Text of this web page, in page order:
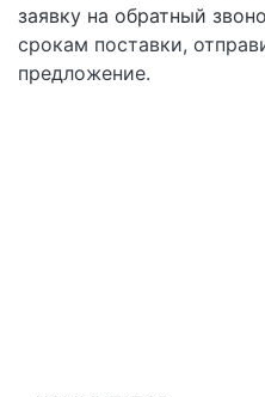
заявку на обратный
срокам поставки,
предложение.